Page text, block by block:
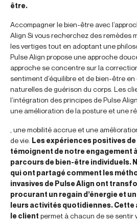
être.
Accompagner le bien-être avec
Align Si vous recherchez des remèdes
les vertiges tout en adoptant une
Pulse Align propose une approche
approche se concentre sur la
sentiment d’équilibre et de bien-être
naturelles de guérison du corps. Les
l’intégration des principes de Pulse
une amélioration de la posture et une
, une mobilité accrue et une
de vie. Les expériences positives
témoignent de notre engagement
parcours de bien-être individuels.
qui ont partagé comment les
invasives de Pulse Align ont
procurant un regain d’énergie et
leurs activités quotidiennes.
le client permet à chacun de se sentir